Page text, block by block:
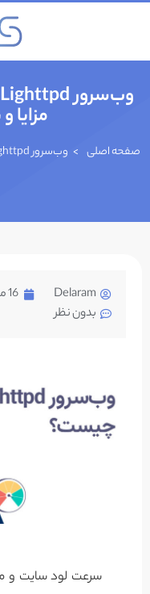
صفحه اصلی >
Delaram 16 می 2026
بدون نظر
سرعت لود سایت و